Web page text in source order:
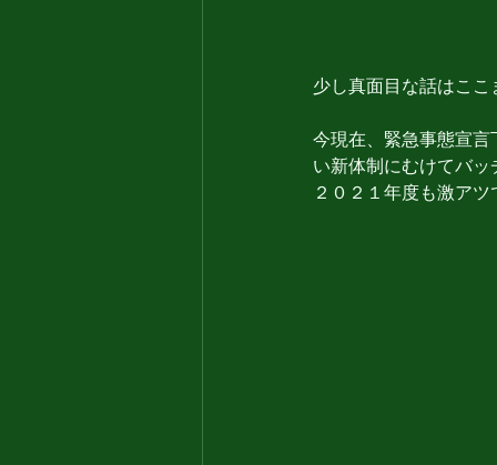
少し真面目な話はこ
今現在、緊急事態宣
い新体制にむけてバ
２０２１年度も激ア